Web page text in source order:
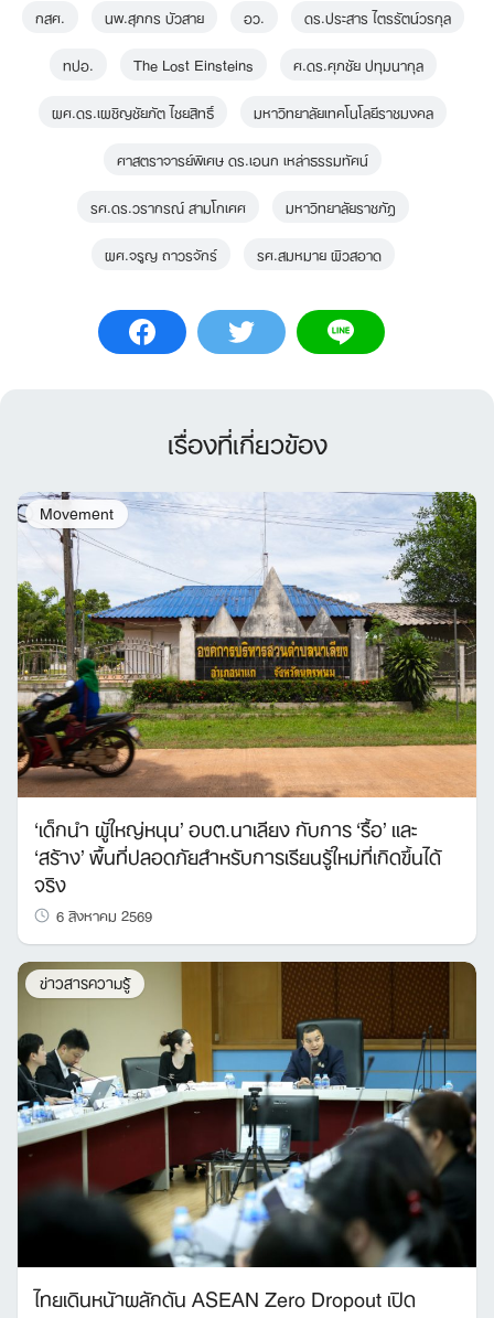
กสศ. นพ.สุภกร บัวสาย อว.
ดร.ประสาร ไตรรัตน์วรกุล
ทปอ.
The Lost Einsteins
ศ.ดร.ศุภชัย ปทุมนากุล
ผศ.ดร.เผชิญชัยภัต ไชยสิทธิ์
มหาวิทยาลัยเทคโนโลยีราชมงคล
ศาสตราจารย์พิเศษ ดร.เอนก เหล่าธรรมทัศน์
รศ.ดร.วรากรณ์ สามโกเศศ
มหาวิทยาลัยราชภัฎ
ผศ.จรูญ ถาวรจักร์
รศ.สมหมาย ผิวสอาด
เรื่องที่เกี่ยวข้อง
Movement
‘เด็กนำ ผู้ใหญ่หนุน’ อบต.นาเลียง กับการ ‘รื้อ’ และ
‘สร้าง’ พื้นที่ปลอดภัยสำหรับการเรียนรู้ใหม่ที่เกิดขึ้นได้
จริง
6 สิงหาคม 2569
ข่าวสารความรู้
ไทยเดินหน้าผลักดัน ASEAN Zero Dropout เปิด